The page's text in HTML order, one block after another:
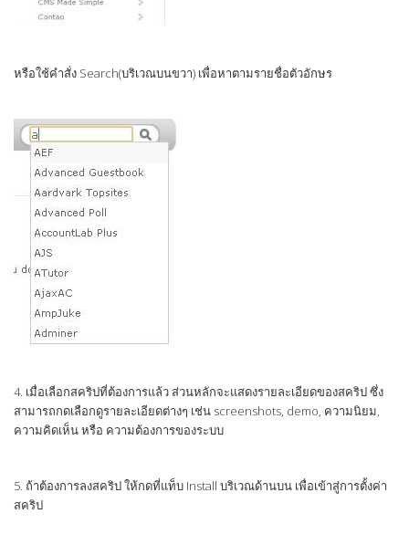
หรือใช้คำสั่ง Search(บริเวณบนขวา) เพื่อหาตามรายชื่อตัวอักษร
4. เมื่อเลือกสคริปที่ต้องการแล้ว ส่วนหลักจะแสดงรายละเอียดของสคริป ซึ่ง
สามารถกดเลือกดูรายละเอียดต่างๆ เช่น screenshots, demo, ความนิยม,
ความคิดเห็น หรือ ความต้องการของระบบ
5. ถ้าต้องการลงสคริป ให้กดที่แท็บ Install บริเวณด้านบน เพื่อเข้าสู่การตั้งค่า
สคริป